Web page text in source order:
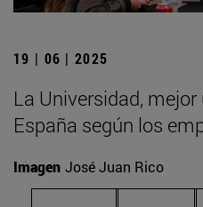
19 | 06 | 2025
La Universidad,
España según los
Imagen José Juan Rico